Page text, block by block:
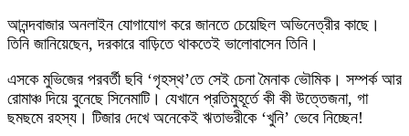
আনন্দবাজার অনলাইন যোগাযোগ করে জানতে চেয়েছিল অভিনেত্রীর কাছে।
তিনি জানিয়েছেন, দরকারে বাড়িতে থাকতেই ভালোবাসেন তিনি।
এসকে মুভিজের পরবর্তী ছবি ‘গৃহস্থ’তে সেই চেনা মৈনাক ভৌমিক। সম্পর্ক আর
রোমাঞ্চ দিয়ে বুনেছে সিনেমাটি। যেখানে প্রতিমুহূর্তে কী কী উত্তেজনা, গা
ছমছমে রহস্য। টিজার দেখে অনেকেই ঋতাভরীকে ‘খুনি’ ভেবে নিচ্ছেন!